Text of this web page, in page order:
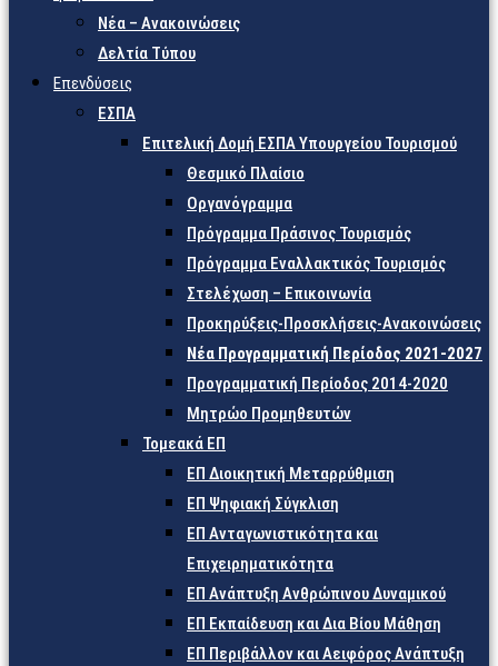
Νέα – Ανακοινώσεις
Δελτία Τύπου
Επενδύσεις
ΕΣΠΑ
Επιτελική Δομή ΕΣΠΑ Υπουργείου Τουρισμού
Θεσμικό Πλαίσιο
Οργανόγραμμα
Πρόγραμμα Πράσινος Τουρισμός
Πρόγραμμα Εναλλακτικός Τουρισμός
Στελέχωση – Επικοινωνία
Προκηρύξεις-Προσκλήσεις-Ανακοινώσεις
Νέα Προγραμματική Περίοδος 2021-2027
Προγραμματική Περίοδος 2014-2020
Μητρώο Προμηθευτών
Τομεακά ΕΠ
ΕΠ Διοικητική Μεταρρύθμιση
ΕΠ Ψηφιακή Σύγκλιση
ΕΠ Ανταγωνιστικότητα και
Επιχειρηματικότητα
ΕΠ Ανάπτυξη Ανθρώπινου Δυναμικού
ΕΠ Εκπαίδευση και Δια Βίου Μάθηση
ΕΠ Περιβάλλον και Αειφόρος Ανάπτυξη